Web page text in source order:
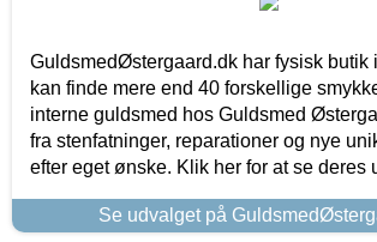
GuldsmedØstergaard.dk har fysisk butik
kan finde mere end 40 forskellige
interne guldsmed hos Guldsmed
fra stenfatninger, reparationer og nye
efter eget ønske. Klik her for at se deres
Se udvalget på